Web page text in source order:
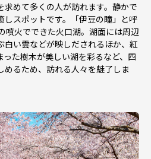
求めて多くの人が訪れます。静かで
しスポットです。「伊豆の瞳」と呼
噴火でできた火口湖。湖面には周辺
白い雲などが映しだされるほか、紅
った樹木が美しい湖を彩るなど、四
めるため、訪れる人々を魅了しま